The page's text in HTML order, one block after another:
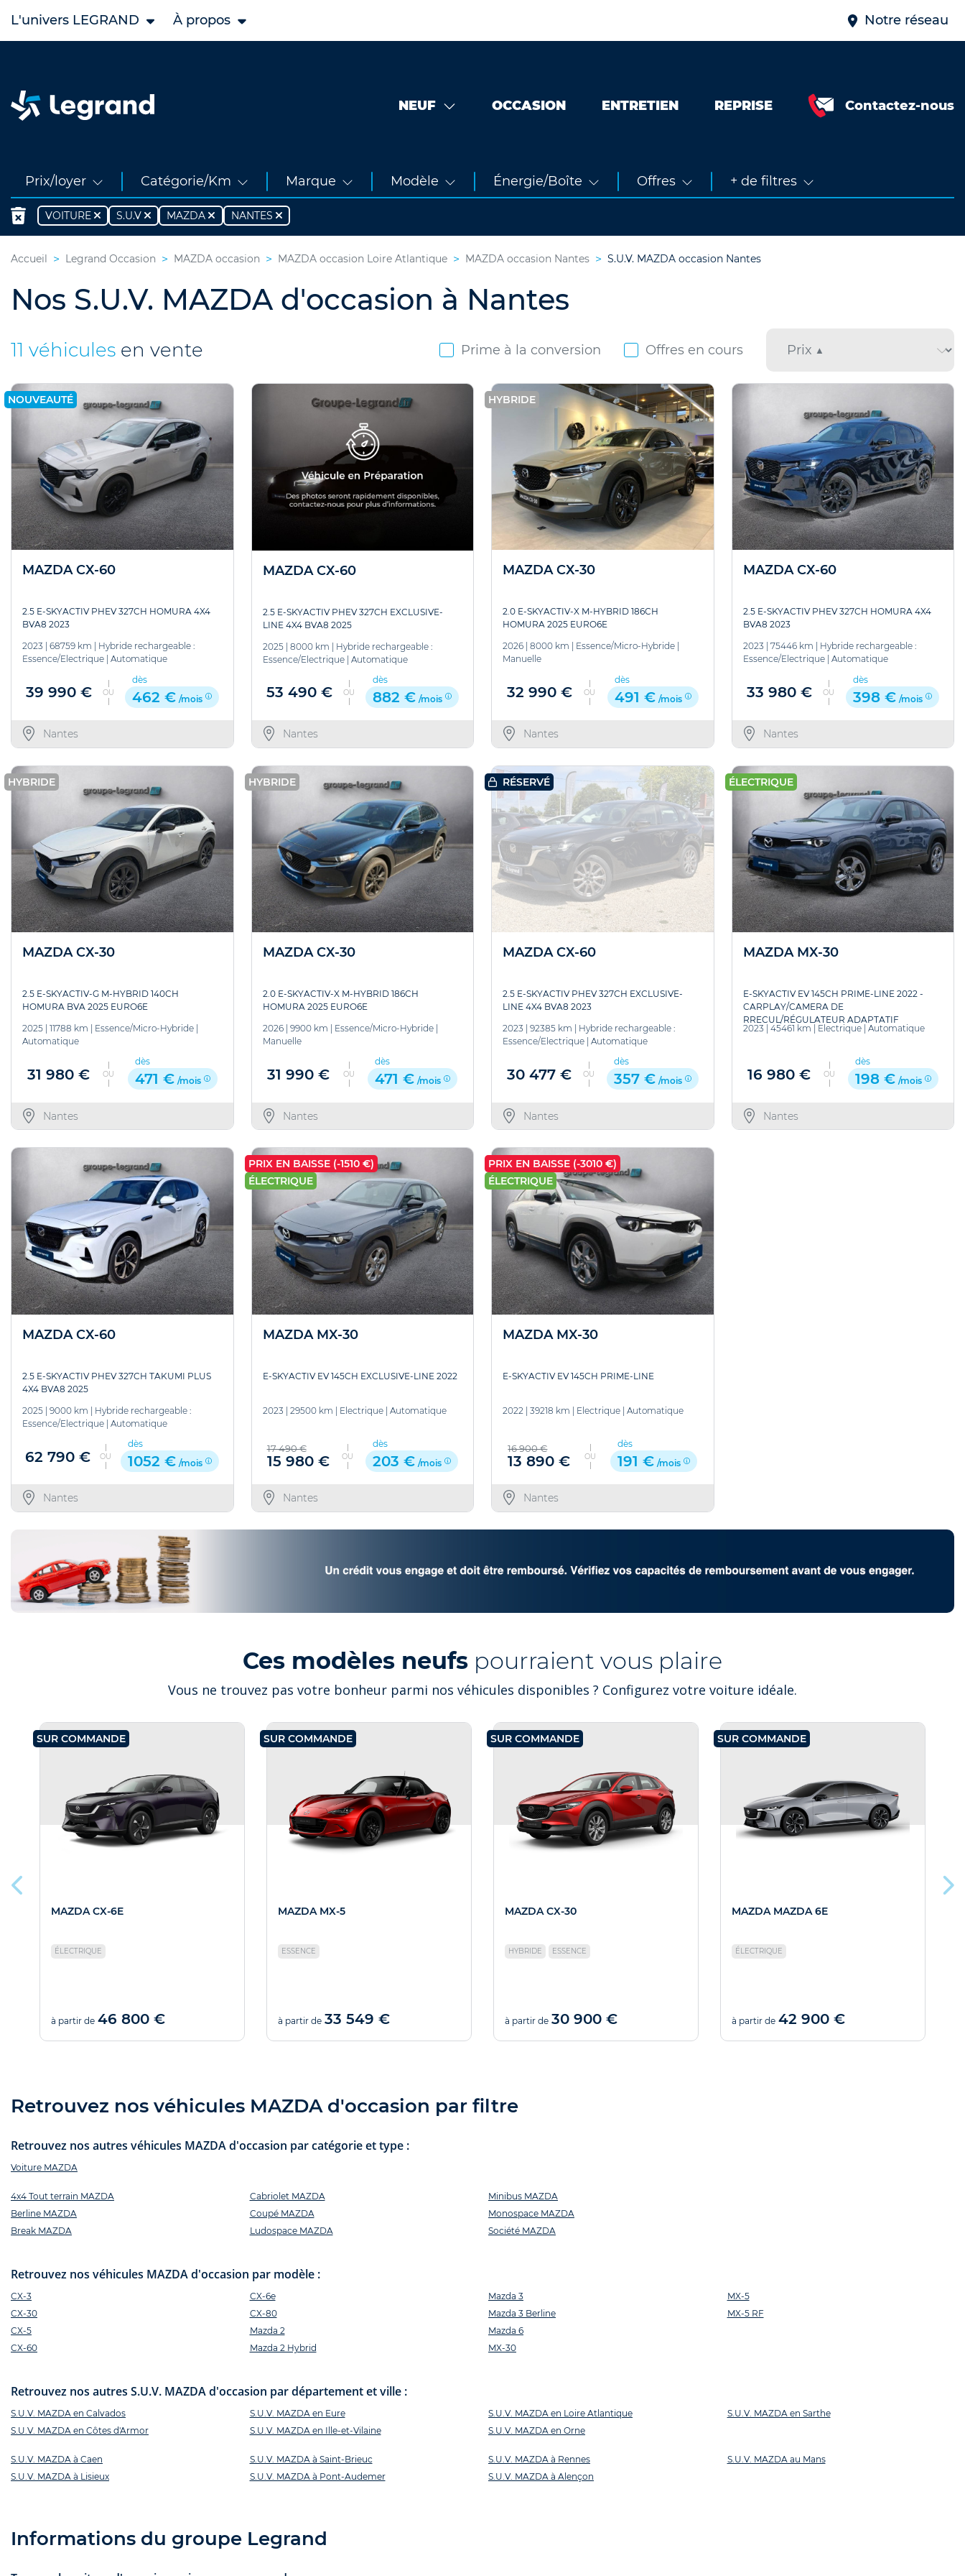
L'univers LEGRAND À propos Notre réseau
NEUF OCCASION ENTRETIEN REPRISE
Contactez-nous
Prix/loyer Catégorie/Km Marque Modèle Énergie/Boîte Offres + de filtres
VOITURE S.U.V MAZDA NANTES
Accueil Legrand Occasion MAZDA occasion MAZDA occasion Loire Atlantique MAZDA occasion Nantes S.U.V. MAZDA occasion Nantes
Nos S.U.V. MAZDA d'occasion à Nantes
11 véhicules en vente Prime à la conversion Offres en cours
NOUVEAUTÉ
MAZDA CX-60
2.5 E-SKYACTIV PHEV 327CH HOMURA 4X4
BVA8 2023
2023
68759 km
Hybride rechargeable :
Essence/Electrique Automatique
39 990 € OU
dès
462 € /mois
Nantes
MAZDA CX-60
2.5 E-SKYACTIV PHEV 327CH EXCLUSIVE-
LINE 4X4 BVA8 2025
2025| 8000 km | Hybride rechargeable :
Essence/Electrique| Automatique
53 490 € OU
dès
882 € /mois
Nantes
HYBRIDE
MAZDA CX-30
2.0 E-SKYACTIV-X M-HYBRID 186CH
HOMURA 2025 EURO6E
2026 8000 km Essence/Micro-Hybride
Manuelle
32 990 € OU
dès
491 € /mois
Nantes
MAZDA CX-60
2.5 E-SKYACTIV PHEV 327CH HOMURA 4X4
BVA8 2023
2023
75446 km
Hybride rechargeable :
Essence/Electrique| Automatique
33 980 € OU
dès
398 € /mois
Nantes
HYBRIDE
MAZDA CX-30
2.5 E-SKYACTIV-G M-HYBRID 140CH
HOMURA BVA 2025 EURO6E
2025 11788 km Essence/Micro-Hybride
Automatique
31 980 € OU
dès
471 € /mois
Nantes
HYBRIDE
MAZDA CX-30
2.0 E-SKYACTIV-X M-HYBRID 186CH
HOMURA 2025 EURO6E
2026| 9900 km Essence/Micro-Hybride|
Manuelle
31 990 € OU
dès
471 € /mois
Nantes
RÉSERVÉ
MAZDA CX-60
2.5 E-SKYACTIV PHEV 327CH EXCLUSIVE-
LINE 4X4 BVA8 2023
2023
92385 km
Hybride rechargeable :
Essence/Electrique Automatique
30 477 € OU
dès
357 € /mois
Nantes
ÉLECTRIQUE
MAZDA MX-30
E-SKYACTIV EV 145CH PRIME-LINE 2022 -
CARPLAY/CAMERA DE
RRECUL/RÉGULATEUR ADAPTATIF
2023
45461 km Electrique| Automatique
16 980 € OU
dès
198 € /mois
Nantes
MAZDA CX-60
2.5 E-SKYACTIV PHEV 327CH TAKUMI PLUS
4X4 BVA8 2025
2025 9000 km
Hybride rechargeable :
Essence/Electrique Automatique
62 790 € OU
dès
1052 € /mois
Nantes
PRIX EN BAISSE (-1510 €)
ÉLECTRIQUE
MAZDA MX-30
E-SKYACTIV EV 145CH EXCLUSIVE-LINE 2022
2023 29500 km Electrique| Automatique
17 490 €
15 980 € OU
dès
203 € /mois
Nantes
PRIX EN BAISSE (-3010 €)
ÉLECTRIQUE
MAZDA MX-30
E-SKYACTIV EV 145CH PRIME-LINE
2022 39218 km Electrique Automatique
16 900 €
13 890 € OU
dès
191 € /mois
Nantes
Ces modèles neufs pourraient vous plaire
Vous ne trouvez pas votre bonheur parmi nos véhicules disponibles ? Configurez votre voiture idéale.
SUR COMMANDE
MAZDA CX-6E
ÉLECTRIQUE
à partir de 46 800 €
SUR COMMANDE
MAZDA MX-5
ESSENCE
à partir de 33 549 €
SUR COMMANDE
MAZDA CX-30
HYBRIDE ESSENCE
à partir de 30 900 €
SUR COMMANDE
MAZDA MAZDA 6E
ÉLECTRIQUE
à partir de 42 900 €
Retrouvez nos véhicules MAZDA d'occasion par filtre
Retrouvez nos autres véhicules MAZDA d'occasion par catégorie et type :
Voiture MAZDA
4x4 Tout terrain MAZDA
Berline MAZDA
Break MAZDA
Cabriolet MAZDA
Coupé MAZDA
Ludospace MAZDA
Minibus MAZDA
Monospace MAZDA
Société MAZDA
Retrouvez nos véhicules MAZDA d'occasion par modèle :
CX-3
CX-30
CX-5
CX-60
CX-6e
CX-80
Mazda 2
Mazda 2 Hybrid
Mazda 3
Mazda 3 Berline
Mazda 6
MX-30
MX-5
MX-5 RF
Retrouvez nos autres S.U.V. MAZDA d'occasion par département et ville :
S.U.V. MAZDA en Calvados
S.U.V. MAZDA en Côtes d'Armor
S.U.V. MAZDA en Eure
S.U.V. MAZDA en Ille-et-Vilaine
S.U.V. MAZDA en Loire Atlantique
S.U.V. MAZDA en Orne
S.U.V. MAZDA en Sarthe
S.U.V. MAZDA à Caen
S.U.V. MAZDA à Lisieux
S.U.V. MAZDA à Saint-Brieuc
S.U.V. MAZDA à Pont-Audemer
S.U.V. MAZDA à Rennes
S.U.V. MAZDA à Alençon
S.U.V. MAZDA au Mans
Informations du groupe Legrand